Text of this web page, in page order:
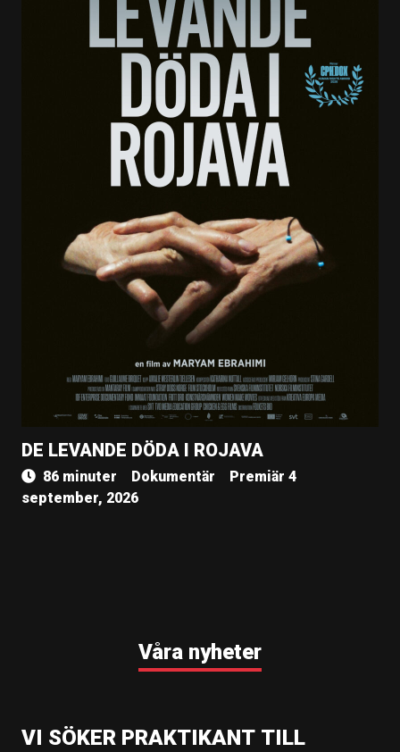
DE LEVANDE DÖDA I ROJAVA
86 minuter Dokumentär
Premiär 4
september, 2026
Våra nyheter
VI SÖKER PRAKTIKANT TILL